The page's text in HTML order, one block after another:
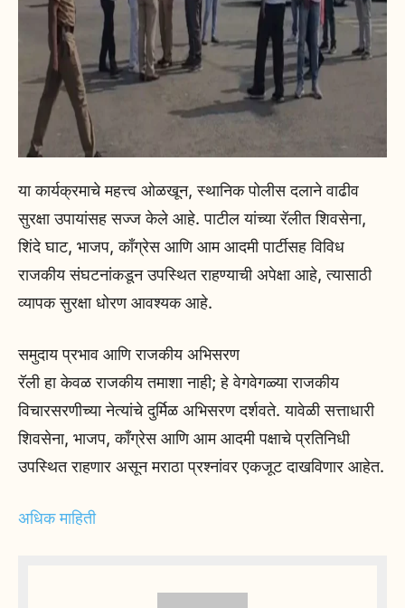
या कार्यक्रमाचे महत्त्व ओळखून, स्थानिक पोलीस दलाने वाढीव
सुरक्षा उपायांसह सज्ज केले आहे. पाटील यांच्या रॅलीत शिवसेना,
शिंदे घाट, भाजप, काँग्रेस आणि आम आदमी पार्टीसह विविध
राजकीय संघटनांकडून उपस्थित राहण्याची अपेक्षा आहे, त्यासाठी
व्यापक सुरक्षा धोरण आवश्यक आहे.
समुदाय प्रभाव आणि राजकीय अभिसरण
रॅली हा केवळ राजकीय तमाशा नाही; हे वेगवेगळ्या राजकीय
विचारसरणीच्या नेत्यांचे दुर्मिळ अभिसरण दर्शवते. यावेळी सत्ताधारी
शिवसेना, भाजप, काँग्रेस आणि आम आदमी पक्षाचे प्रतिनिधी
उपस्थित राहणार असून मराठा प्रश्नांवर एकजूट दाखविणार आहेत.
अधिक माहिती